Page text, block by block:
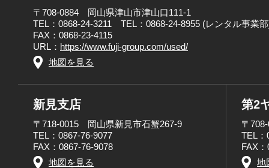
〒708-0884 岡山県津山市津山口111-1
TEL：0868-24-3211 TEL：0868-24-8955 (レンタル事業
FAX：0868-23-4115
URL： https://www.fuji-group.com/used/
地図を見る
新見支店
〒718-0015 岡山県新見市石蟹267-9
TEL：0867-76-9077
FAX：0867-76-9078
地図を見る
第2
〒
TEL：
FAX
地